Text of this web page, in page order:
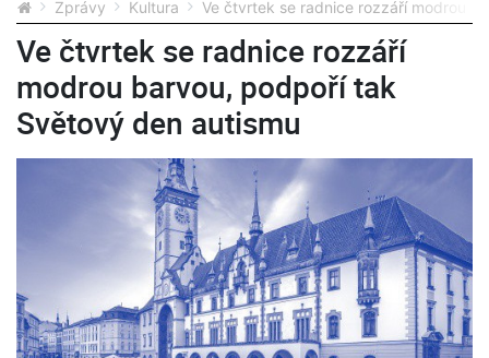
Zprávy Kultura Ve čtvrtek se radnice rozzáří modrou
Ve čtvrtek se radnice rozzáří
modrou barvou, podpoří tak
Světový den autismu